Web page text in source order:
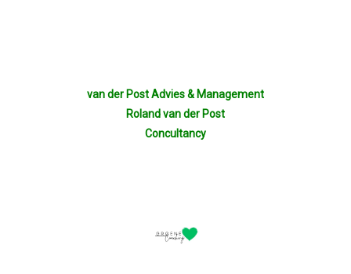
ALV 2021
18-09-2026 Bedrijfsbezoek
van der Post Advies & Management
Roland van der Post
Concultancy